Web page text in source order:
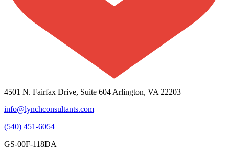
4501 N. Fairfax Drive, Suite 604 Arlington, VA 22203
info@lynchconsultants.com
(540) 451-6054
GS-00F-118DA